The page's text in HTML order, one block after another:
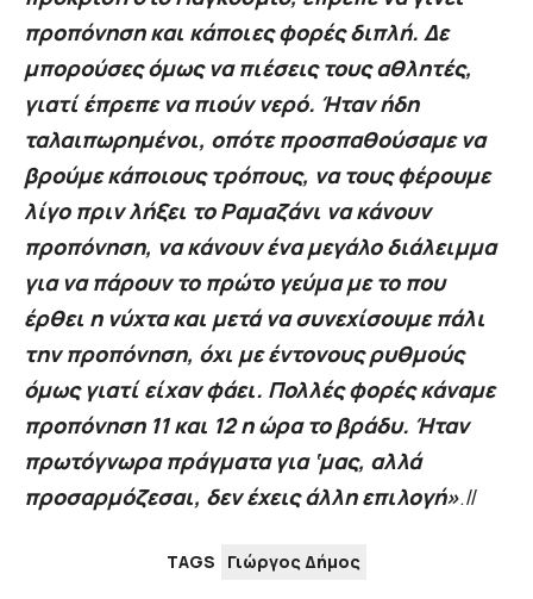
προπόνηση και κάποιες φορές διπλή. Δε
μπορούσες όμως να πιέσεις τους αθλητές,
γιατί έπρεπε να πιούν νερό. Ήταν ήδη
ταλαιπωρημένοι, οπότε προσπαθούσαμε να
βρούμε κάποιους τρόπους, να τους φέρουμε
λίγο πριν λήξει το Ραμαζάνι να κάνουν
προπόνηση, να κάνουν ένα μεγάλο διάλειμμα
για να πάρουν το πρώτο γεύμα με το που
έρθει η νύχτα και μετά να συνεχίσουμε πάλι
την προπόνηση, όχι με έντονους ρυθμούς
όμως γιατί είχαν φάει. Πολλές φορές κάναμε
προπόνηση 11 και 12 η ώρα το βράδυ. Ήταν
πρωτόγνωρα πράγματα για ‘μας, αλλά
προσαρμόζεσαι, δεν έχεις άλλη επιλογή».//
TAGS Γιώργος Δήμος